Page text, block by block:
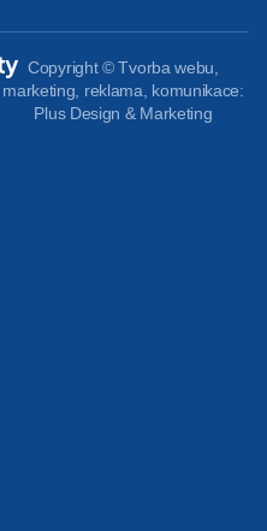
Copyright © Tvorba webu,
marketing, reklama, komunikace:
Plus Design & Marketing